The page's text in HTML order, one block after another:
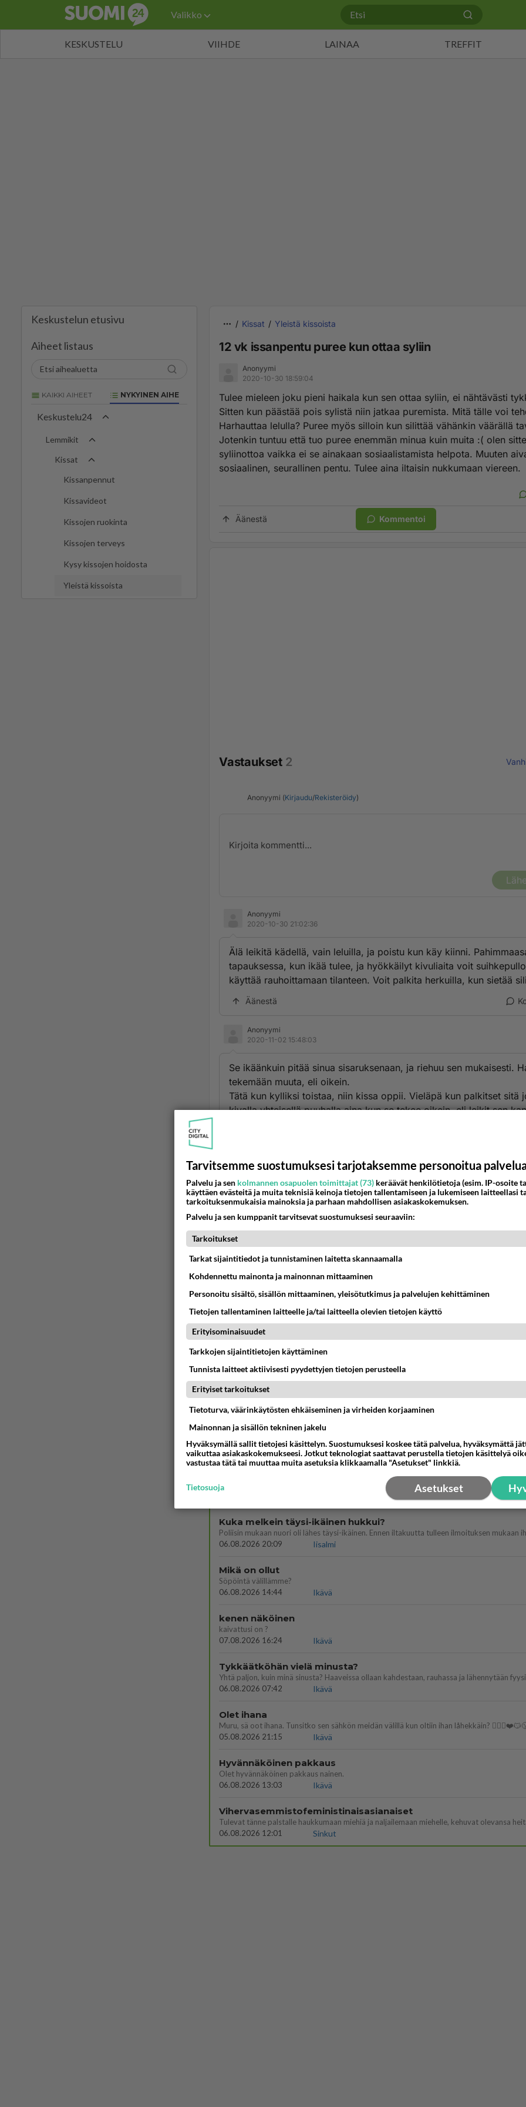
Valikko
KESKUSTELU VIIHDE LAINAA TREFFIT
Keskustelun etusivu
Aiheet listaus
KAIKKI AIHEET NYKYINEN AIHE
Keskustelu24
Lemmikit
Kissat
Kissanpennut
Kissavideot
Kissojen ruokinta
Kissojen terveys
Kysy kissojen hoidosta
Yleistä kissoista
Kissat Yleistä kissoista
12 vk issanpentu puree kun ottaa syliin
Anonyymi
2020-10-30 18:59:04
Tulee mieleen joku pieni haikala kun sen ottaa syliin, ei nähtävästi
Sitten kun päästää pois sylistä niin jatkaa puremista. Mitä tälle voi
Harhauttaa lelulla? Puree myös silloin kun silittää vähänkin väärällä
Jotenkin tuntuu että tuo puree enemmän minua kuin muita :( olen
syliinottoa vaikka ei se ainakaan sosiaalistamista helpota. Muuten
sosiaalinen, seurallinen pentu. Tulee aina iltaisin nukkumaan viereen.
Äänestä Kommentoi
Vastaukset 2
Anonyymi (Kirjaudu/Rekisteröidy)
Anonyymi
2020-10-30 21:02:36
Älä leikitä kädellä, vain leluilla, ja poistu kun käy kiinni.
tapauksessa, kun ikää tulee, ja hyökkäilyt kivuliaita voit
käyttää rauhoittamaan tilanteen. Voit palkita herkuilla, kun sietää
Äänestä
Anonyymi
2020-11-02 15:48:03
Se ikäänkuin pitää sinua sisaruksenaan, ja riehuu sen mukaisesti.
tekemään muuta, eli oikein.
Tätä kun kylliksi toistaa, niin kissa oppii. Vieläpä kun palkitset sitä
kivalla yhteisellä puuhalla aina kun se tekee oikein, eli leikit sen
ei opi mitään kuin sen pelon.
Äänestä
Kommentoi aloitusta...
Takaisin ylös
LUETUIMMAT KESKUSTELUT
PÄIVÄ VIIKKO KUUKAUSI
Jos SDP ei voita reilusti, persut kumoavat demokratian Suomesta
06.08.2026 09:02
Maailman menoa
Anteeksi arkuuteni
06.08.2026 16:54
Ikävä
Perussuomalaisten
Kuka melkein täysi-ikäinen hukkui?
06.08.2026 20:09
Iisalmi
Mikä on ollut
Söpöintä välillämme?
06.08.2026 14:44
Ikävä
kenen näköinen
kaivattusi on ?
07.08.2026 16:24
Ikävä
Tykkäätköhän vielä minusta?
06.08.2026 07:42
Ikävä
Olet ihana
Muru, sä oot ihana. Tunsitko sen sähkön meidän välillä kun oltiin ihan låhekkäin?
05.08.2026 21:15
Ikävä
Hyvännäköinen pakkaus
Olet hyvännäköinen pakkaus nainen.
06.08.2026 13:03
Ikävä
Vihervasemmistofeministinaisasianaiset
06.08.2026 12:01
Sinkut
Tarvitsemme suostumuksesi tarjotaksemme personoitua
Palvelu ja sen kolmannen osapuolen toimittajat (73) keräävät henkilötietoja (esim. IP-osoite
käyttäen evästeitä ja muita teknisiä keinoja tietojen tallentamiseen ja lukemiseen laitteellasi
tarkoituksenmukaisia mainoksia ja parhaan mahdollisen asiakaskokemuksen.
Palvelu ja sen kumppanit tarvitsevat suostumuksesi seuraaviin:
Tarkoitukset
Tarkat sijaintitiedot ja tunnistaminen laitetta skannaamalla
Kohdennettu mainonta ja mainonnan mittaaminen
Personoitu sisältö, sisällön mittaaminen, yleisötutkimus ja palvelujen kehittäminen
Tietojen tallentaminen laitteelle ja/tai laitteella olevien tietojen käyttö
Erityisominaisuudet
Tarkkojen sijaintitietojen käyttäminen
Tunnista laitteet aktiivisesti pyydettyjen tietojen perusteella
Erityiset tarkoitukset
Tietoturva, väärinkäytösten ehkäiseminen ja virheiden korjaaminen
Mainonnan ja sisällön tekninen jakelu
Hyväksymällä sallit tietojesi käsittelyn. Suostumuksesi koskee tätä palvelua, hyväksymättä
vaikuttaa asiakaskokemukseesi. Jotkut teknologiat saattavat perustella tietojen käsittelyä
vastustaa tätä tai muuttaa muita asetuksia klikkaamalla "Asetukset" linkkiä.
Asetukset
Tietosuoja